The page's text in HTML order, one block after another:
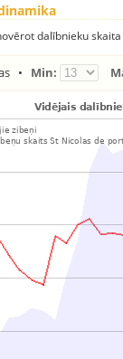
dalībnieku
• Min: